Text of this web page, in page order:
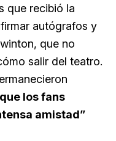
que recibió la
autógrafos y
que no
salir del teatro.
los fans
amistad”